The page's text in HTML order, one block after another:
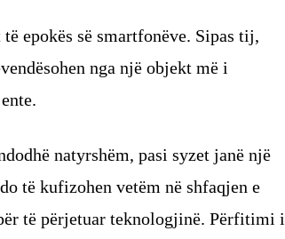
epokës së smartfonëve. Sipas tij,
nga një objekt më i
natyrshëm, pasi syzet janë një
të kufizohen vetëm në shfaqjen e
të përjetuar teknologjinë. Përfitimi i